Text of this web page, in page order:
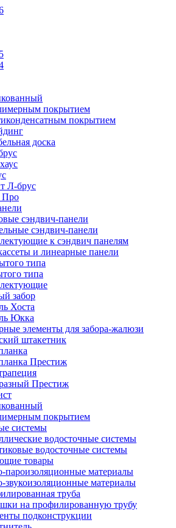
покрытием
покрытием
доска
Л-брус
Про
сэндвич-панели
сэндвич-панели
к сэндвич панелям
и линеарные панели
типа
типа
забор
Хоста
Юкка
элементы для забора-жалюзи
штакетник
Престиж
Престиж
покрытием
системы
водосточные системы
водосточные системы
товары
пароизоляционные материалы
звукоизоляционные материалы
труба
на профилированную трубу
подконструкции